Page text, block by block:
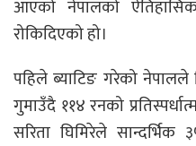
आएको नेपालको
रोकिदिएको हो।
पहिले ब्याटिङ गरेको नेपालले
गुमाउँदै ११४ रनको
सरिता घिमिरेले